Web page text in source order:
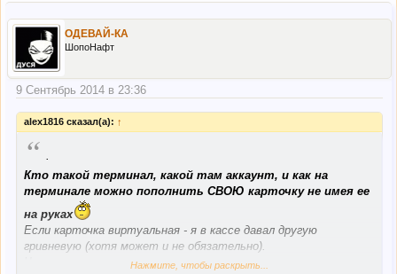
ОДЕВАЙ-КА
ШопоНафт
9 Сентябрь 2014 в 23:36
alex1816 сказал(а): ↑
“
Кто такой терминал, какой там аккаунт, и как на
терминале можно пополнить СВОЮ карточку не имея ее
на руках
Если карточка виртуальная - я в кассе давал другую
гривневую (хотя может и не обязательно).
Через терминал не пополнял.Нажмите, чтобы раскрыть...